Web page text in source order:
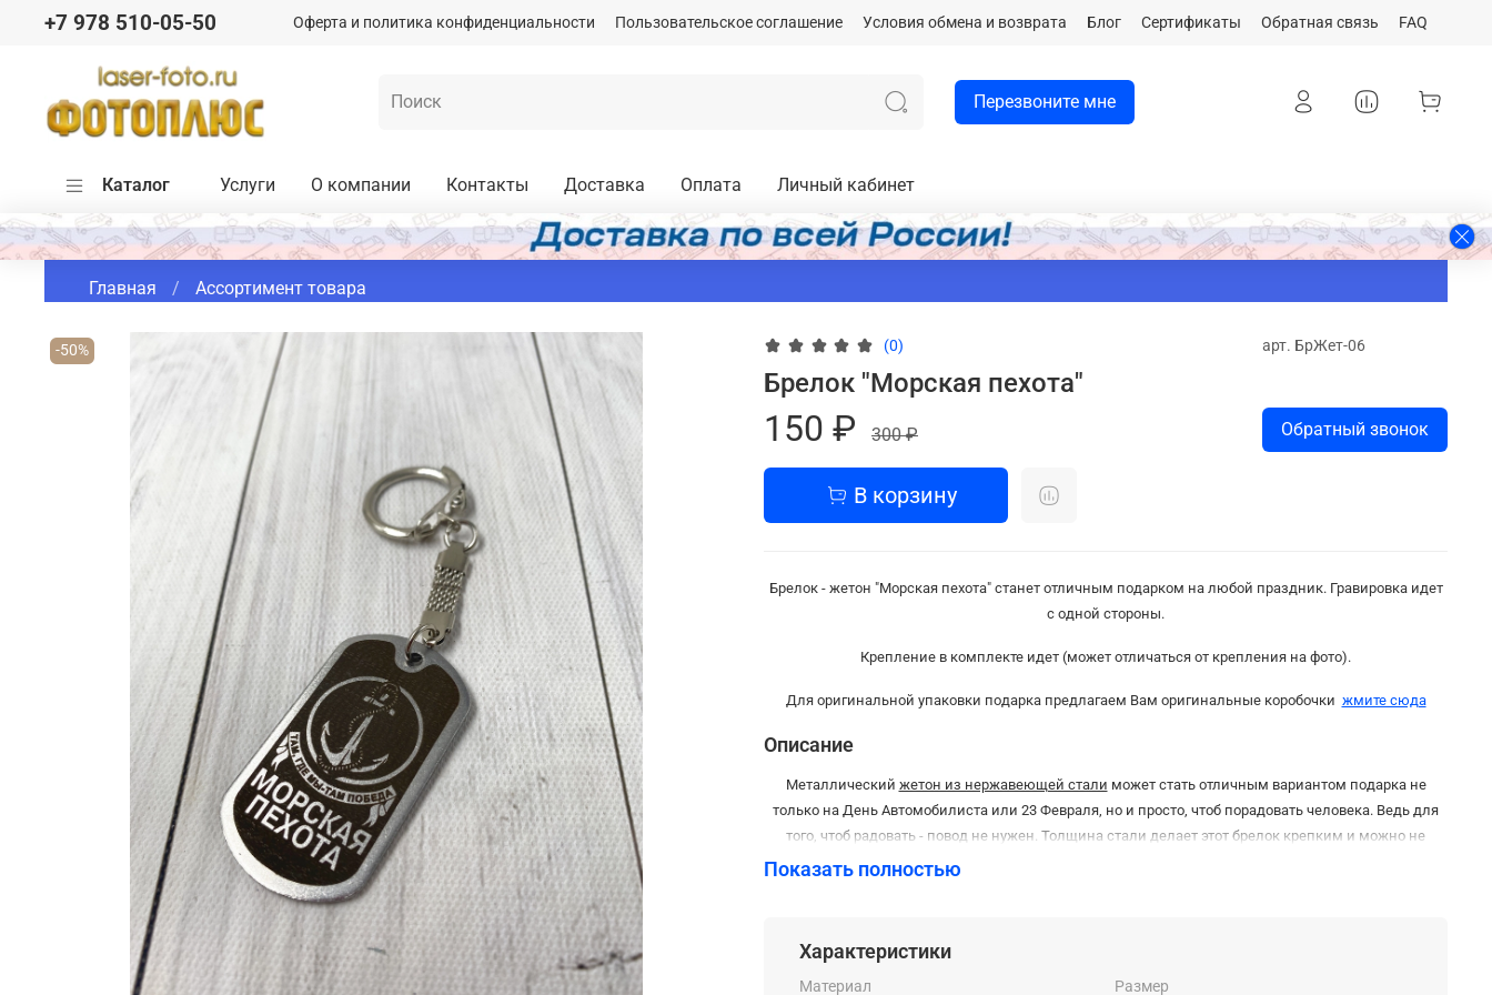
Оферта и политика конфиденциальности Пользовательское соглашение Условия обмена и возврата Блог Сертификаты Обратная связь FAQ
+7 978 510-05-50
Перезвоните мне
Каталог Услуги О компании Контакты Доставка Оплата Личный кабинет
Главная Ассортимент товара
-50% (0) арт. БрЖет-06
Брелок "Морская пехота"
150 ₽ 300 ₽ Обратный звонок
В корзину
Брелок - жетон "Морская пехота" станет отличным подарком на любой праздник. Гравировка идет
с одной стороны.
Крепление в комплекте идет (может отличаться от крепления на фото).
Для оригинальной упаковки подарка предлагаем Вам оригинальные коробочки жмите сюда
Описание
Металлический жетон из нержавеющей стали может стать отличным вариантом подарка не
только на День Автомобилиста или 23 Февраля, но и просто, чтоб порадовать человека. Ведь для
того, чтоб радовать - повод не нужен. Толщина стали делает этот брелок крепким и можно не
беспокоится о том, что он сломается или согнётся. А надпись/изображение наносится с помощью
Показать полностью
Характеристики
Материал Размер